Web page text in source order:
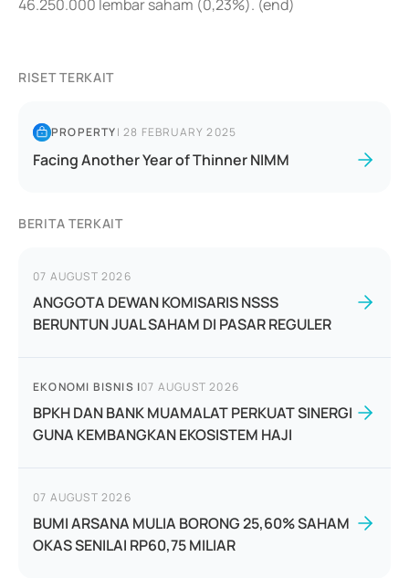
46.250.000 lembar saham (0,23%). (end)
RISET TERKAIT
PROPERTY|28 FEBRUARY 2025
Facing Another Year of Thinner NIMM
BERITA TERKAIT
07 AUGUST 2026
ANGGOTA DEWAN KOMISARIS NSSS
BERUNTUN JUAL SAHAM DI PASAR REGULER
EKONOMI BISNIS |07 AUGUST 2026
BPKH DAN BANK MUAMALAT PERKUAT SINERGI
GUNA KEMBANGKAN EKOSISTEM HAJI
07 AUGUST 2026
BUMI ARSANA MULIA BORONG 25,60% SAHAM
OKAS SENILAI RP60,75 MILIAR